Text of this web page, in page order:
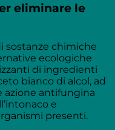
eliminare le
sostanze chimiche
ecologiche
di ingredienti
bianco di alcol, ad
azione antifungina
e
presenti.